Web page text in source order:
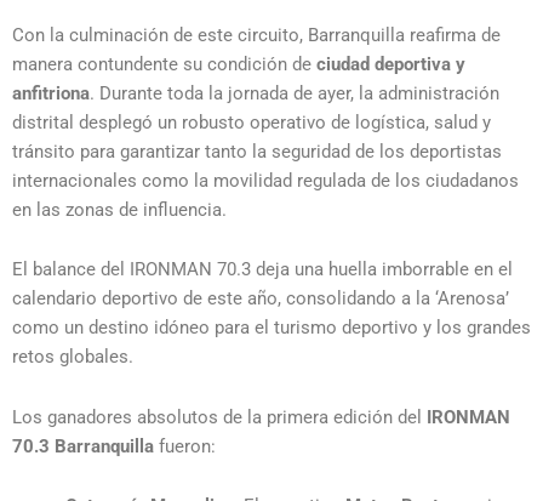
Con la culminación de este circuito, Barranquilla reafirma de
manera contundente su condición de ciudad deportiva y
anfitriona. Durante toda la jornada de ayer, la administración
distrital desplegó un robusto operativo de logística, salud y
tránsito para garantizar tanto la seguridad de los deportistas
internacionales como la movilidad regulada de los ciudadanos
en las zonas de influencia.
El balance del IRONMAN 70.3 deja una huella imborrable en el
calendario deportivo de este año, consolidando a la ‘Arenosa’
como un destino idóneo para el turismo deportivo y los grandes
retos globales.
Los ganadores absolutos de la primera edición del IRONMAN
70.3 Barranquilla fueron: